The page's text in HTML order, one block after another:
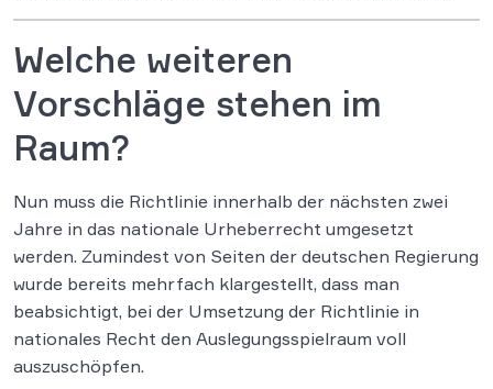
Welche weiteren
Vorschläge stehen im
Raum?
Nun muss die Richtlinie innerhalb der nächsten zwei
Jahre in das nationale Urheberrecht umgesetzt
werden. Zumindest von Seiten der deutschen Regierung
wurde bereits mehrfach klargestellt, dass man
beabsichtigt, bei der Umsetzung der Richtlinie in
nationales Recht den Auslegungsspielraum voll
auszuschöpfen.